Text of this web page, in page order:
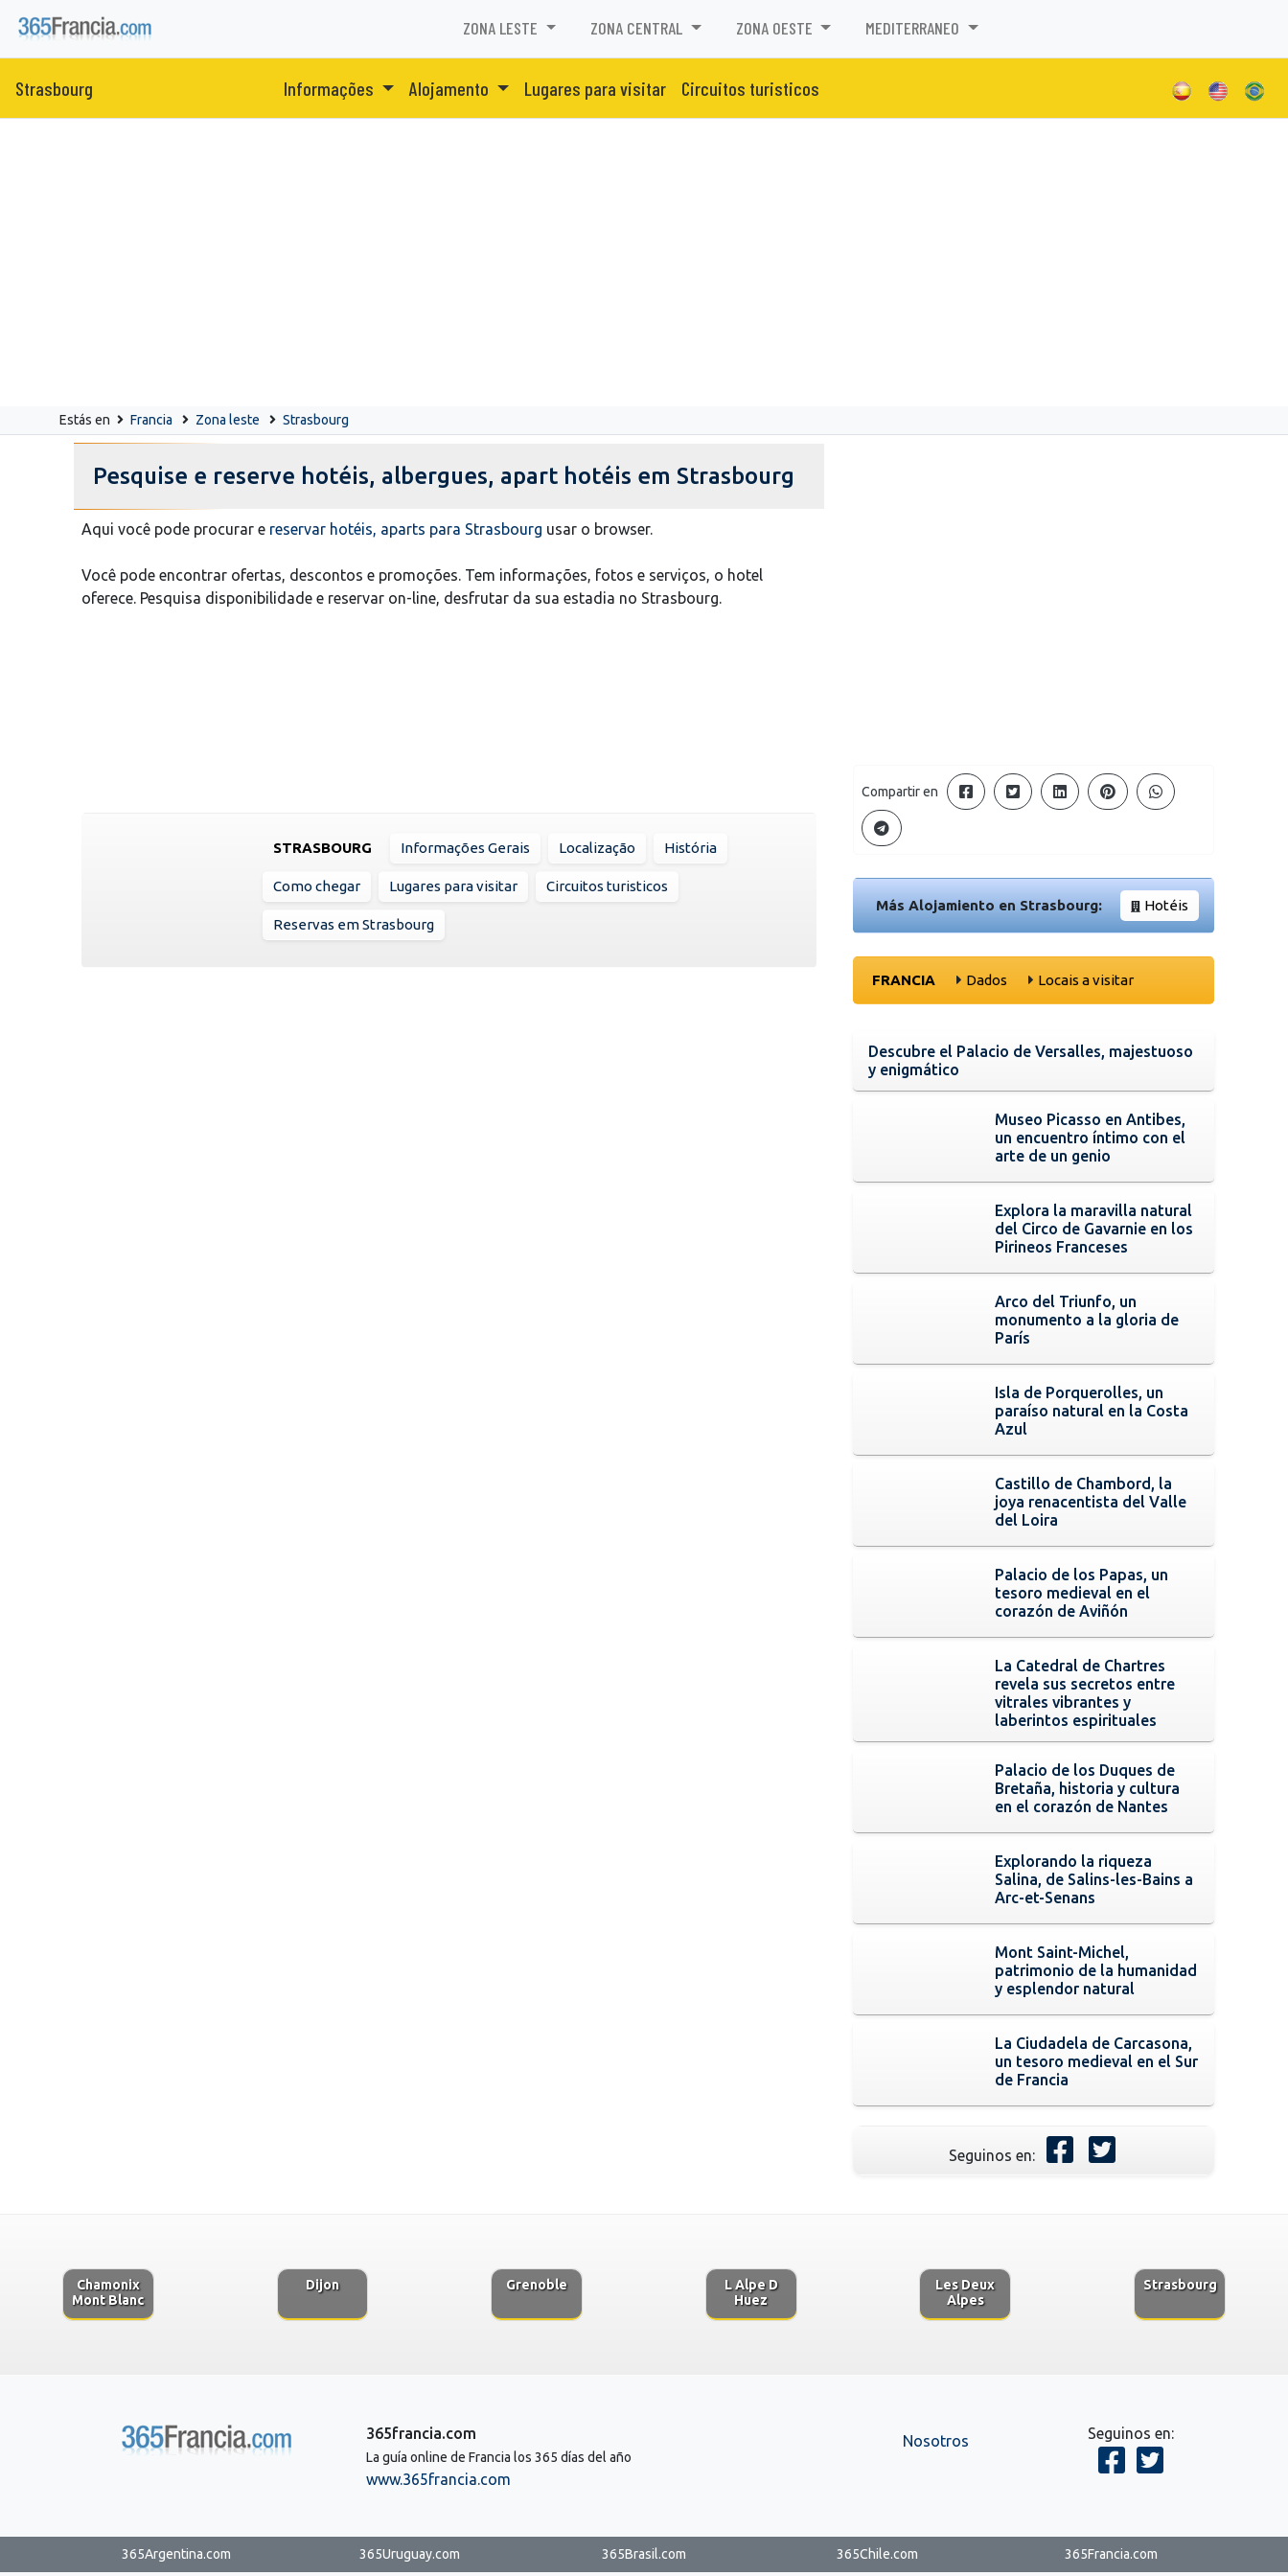
ZONA LESTE ZONA CENTRAL ZONA OESTE MEDITERRANEO
Strasbourg Informações Alojamento Lugares para visitar Circuitos turisticos
Estás en Francia Zona leste Strasbourg
Pesquise e reserve hotéis, albergues, apart hotéis em Strasbourg
Aqui você pode procurar e reservar hotéis, aparts para Strasbourg usar o browser.
Você pode encontrar ofertas, descontos e promoções. Tem informações, fotos e serviços, o hotel
oferece. Pesquisa disponibilidade e reservar on-line, desfrutar da sua estadia no Strasbourg.
STRASBOURG Informações Gerais Localização História
Como chegar Lugares para visitar Circuitos turisticos
Reservas em Strasbourg
Compartir en
Más Alojamiento en Strasbourg: Hotéis
FRANCIA Dados Locais a visitar
Descubre el Palacio de Versalles, majestuoso
y enigmático
Museo Picasso en Antibes,
un encuentro íntimo con el
arte de un genio
Explora la maravilla natural
del Circo de Gavarnie en los
Pirineos Franceses
Arco del Triunfo, un
monumento a la gloria de
París
Isla de Porquerolles, un
paraíso natural en la Costa
Azul
Castillo de Chambord, la
joya renacentista del Valle
del Loira
Palacio de los Papas, un
tesoro medieval en el
corazón de Aviñón
La Catedral de Chartres
revela sus secretos entre
vitrales vibrantes y
laberintos espirituales
Palacio de los Duques de
Bretaña, historia y cultura
en el corazón de Nantes
Explorando la riqueza
Salina, de Salins-les-Bains a
Arc-et-Senans
Mont Saint-Michel,
patrimonio de la humanidad
y esplendor natural
La Ciudadela de Carcasona,
un tesoro medieval en el Sur
de Francia
Seguinos en:
Chamonix
Mont Blanc
Dijon Grenoble
L Alpe D
Huez
Les Deux
Alpes
Strasbourg
365francia.com
La guía online de Francia los 365 días del año
www.365francia.com
Nosotros Seguinos en:
365Argentina.com 365Uruguay.com 365Brasil.com 365Chile.com 365Francia.com